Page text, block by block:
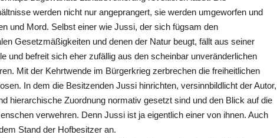
werden nicht nur angeprangert, sie werden umgeworfen und
und Mord. Selbst einer wie Jussi, der sich fügsam den
Gesetzmäßigkeiten und denen der Natur beugt, fällt aus seiner
und befreit sich eher zufällig aus den scheinbar unveränderlichen
Mit der Kehrtwende im Bürgerkrieg zerbrechen die freiheitlichen
In dem die Besitzenden Jussi hinrichten, versinnbildlicht der Autor,
hierarchische Zuordnung normativ gesetzt sind und den Blick auf die
verwehren. Denn Jussi ist ja eigentlich einer von ihnen. Auch
Stand der Hofbesitzer an.